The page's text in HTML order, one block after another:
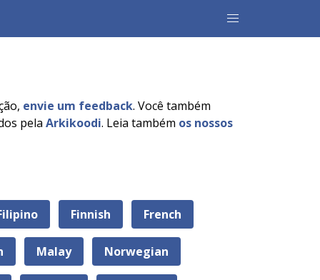
envie um feedback. Você também
pela Arkikoodi. Leia também os nossos
Finnish French
Malay Norwegian